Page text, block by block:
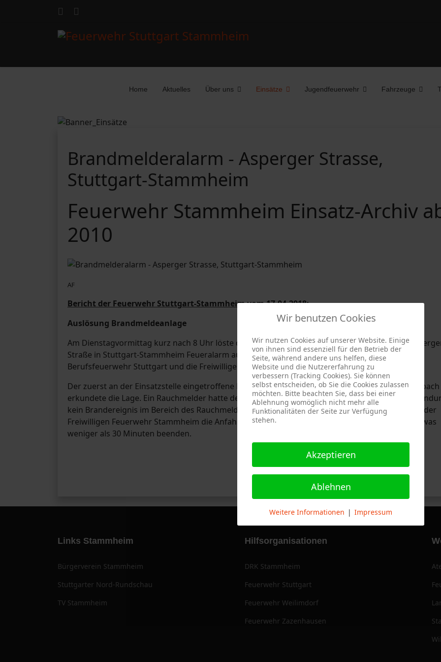
Home Aktuelles Über uns Einsätze Jugendfeuerwehr Fahrzeuge
Feuerwehr Stammheim Einsatz-Archiv
2010
Brandmelderalarm - Asperger Strasse,
Stuttgart-Stammheim
AF
Bericht der Feuerwehr Stuttgart-Stammheim vom 17.04.2018:
Auslösung Brandmeldeanlage
Am Dienstagvormittag kurz nach 8 Uhr löste die Brandmeldeanlage in einem Objekt an der
Straße in Stuttgart-Stammheim Feueralarm aus. Umgehend wurden zwei Löschzüge der
Berufsfeuerwehr Stuttgart und die Freiwillige Feuerwehr Stammheim alarmiert.
Der zuerst an der Einsatzstelle eingetroffene Löschzug der Berufsfeuerwehrwache 4 aus Feuerbach
erkundete die Lage. Ein Rauchmelder hatte den Alarm ausgelöst. Allerdings konnte bei der
kein Brandereignis im Bereich des Rauchmelders festgestellt werden. Somit konnten die Kräfte der
Freiwilligen Feuerwehr Stammheim die Anfahrt zum Objekt abbrechen und den Einsatz nach etwas
weniger als 30 Minuten beenden.
Links Stammheim
Bürgerverein Stammheim
Stuttgarter Nord-Rundschau
TV Stammheim
Hilfsorganisationen
DRK Stammheim
Feuerwehr Stuttgart
Feuerwehr Weilimdorf
Feuerwehr Zazenhausen
Wir benutzen Cookies
Wir nutzen Cookies auf unserer Website. Einige
von ihnen sind essenziell für den Betrieb der
Seite, während andere uns helfen, diese
Website und die Nutzererfahrung zu
verbessern (Tracking Cookies). Sie können
selbst entscheiden, ob Sie die Cookies zulassen
möchten. Bitte beachten Sie, dass bei einer
Ablehnung womöglich nicht mehr alle
Funktionalitäten der Seite zur Verfügung
stehen.
Akzeptieren
Ablehnen
Weitere Informationen | Impressum